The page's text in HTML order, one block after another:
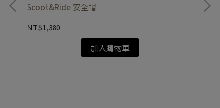
Scoot&Ride 安全帽
NT$1,380
加入購物車